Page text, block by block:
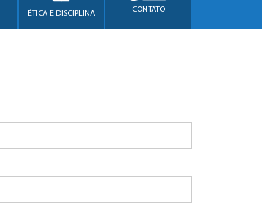
ÉTICA E DISCIPLINA CONTATO